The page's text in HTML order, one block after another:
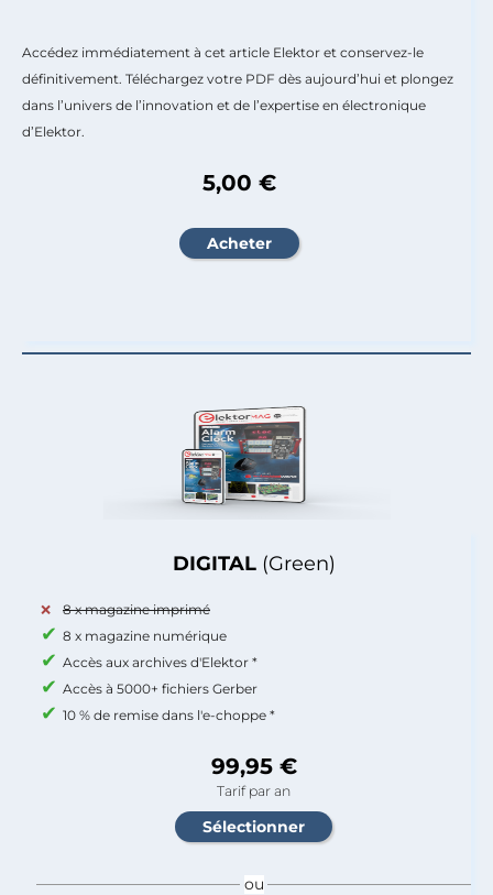
DIGITAL (Green)
8 x magazine imprimé
8 x magazine numérique
Accès aux archives d'Elektor *
Accès à 5000+ fichiers Gerber
10 % de remise dans l'e-choppe *
99,95 €
Tarif par an
ou
Accédez immédiatement à cet article Elektor et conservez-le
définitivement. Téléchargez votre PDF dès aujourd’hui et plongez
dans l’univers de l’innovation et de l’expertise en électronique
d’Elektor.
5,00 €